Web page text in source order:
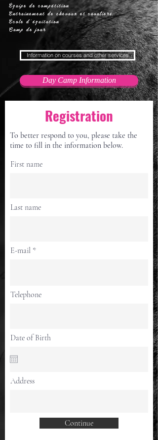
Équipe de compétition
Entrainement de chevaux et cavaliers
École d'équitation
Camp de jour
Information on courses and other services
Day Camp Information
Registration
To better respond to you, please take the
time to fill in the information below.
First name
Last name
E-mail
Telephone
Date of Birth
Address
Continue